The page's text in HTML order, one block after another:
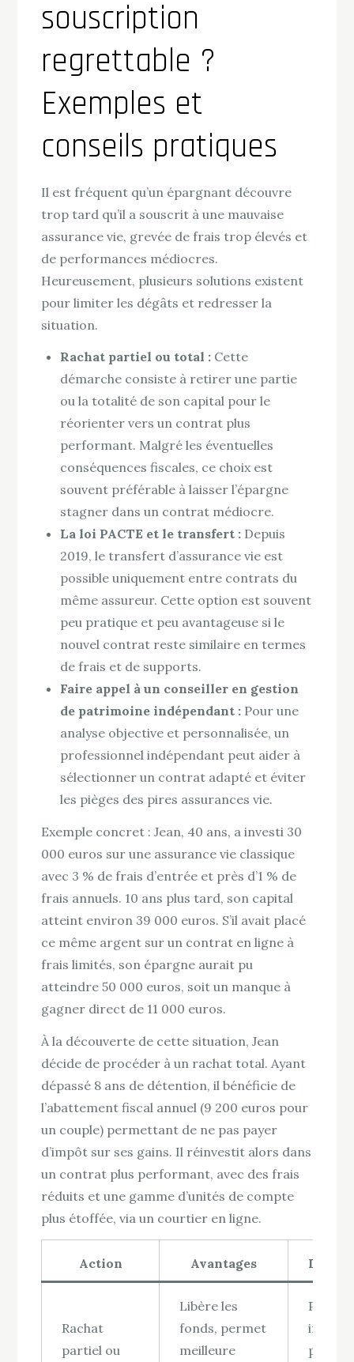
souscription
regrettable ?
Exemples et
conseils pratiques
Il est fréquent qu’un épargnant découvre
trop tard qu’il a souscrit à une mauvaise
assurance vie, grevée de frais trop élevés et
de performances médiocres.
Heureusement, plusieurs solutions existent
pour limiter les dégâts et redresser la
situation.
Rachat partiel ou total : Cette
démarche consiste à retirer une partie
ou la totalité de son capital pour le
réorienter vers un contrat plus
performant. Malgré les éventuelles
conséquences fiscales, ce choix est
souvent préférable à laisser l’épargne
stagner dans un contrat médiocre.
La loi PACTE et le transfert : Depuis
2019, le transfert d’assurance vie est
possible uniquement entre contrats du
même assureur. Cette option est souvent
peu pratique et peu avantageuse si le
nouvel contrat reste similaire en termes
de frais et de supports.
Faire appel à un conseiller en gestion
de patrimoine indépendant : Pour une
analyse objective et personnalisée, un
professionnel indépendant peut aider à
sélectionner un contrat adapté et éviter
les pièges des pires assurances vie.
Exemple concret : Jean, 40 ans, a investi 30
000 euros sur une assurance vie classique
avec 3 % de frais d’entrée et près d’1 % de
frais annuels. 10 ans plus tard, son capital
atteint environ 39 000 euros. S’il avait placé
ce même argent sur un contrat en ligne à
frais limités, son épargne aurait pu
atteindre 50 000 euros, soit un manque à
gagner direct de 11 000 euros.
À la découverte de cette situation, Jean
décide de procéder à un rachat total. Ayant
dépassé 8 ans de détention, il bénéficie de
l’abattement fiscal annuel (9 200 euros pour
un couple) permettant de ne pas payer
d’impôt sur ses gains. Il réinvestit alors dans
un contrat plus performant, avec des frais
réduits et une gamme d’unités de compte
plus étoffée, via un courtier en ligne.
Action Avantages
Rachat
partiel ou
Libère les
fonds, permet
meilleure
plus-